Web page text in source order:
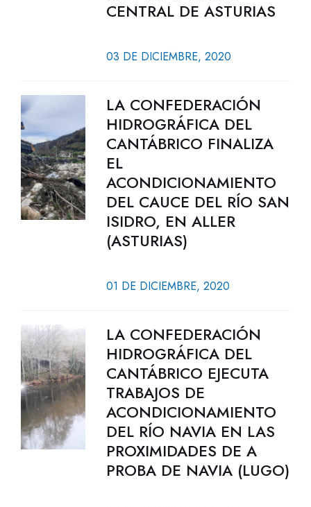
CENTRAL DE ASTURIAS
03 DE DICIEMBRE, 2020
LA CONFEDERACIÓN
HIDROGRÁFICA DEL
CANTÁBRICO FINALIZA
EL
ACONDICIONAMIENTO
DEL CAUCE DEL RÍO SAN
ISIDRO, EN ALLER
(ASTURIAS)
01 DE DICIEMBRE, 2020
LA CONFEDERACIÓN
HIDROGRÁFICA DEL
CANTÁBRICO EJECUTA
TRABAJOS DE
ACONDICIONAMIENTO
DEL RÍO NAVIA EN LAS
PROXIMIDADES DE A
PROBA DE NAVIA (LUGO)